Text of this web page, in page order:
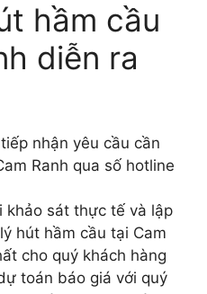
hầm cầu
diễn ra
nhận yêu cầu cần
Ranh qua số hotline
khảo sát thực tế và lập
hút hầm cầu tại Cam
cho quý khách hàng
toán báo giá với quý